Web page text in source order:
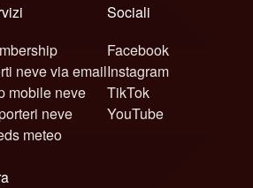
neve via email
mobile neve
neve
meteo
Sociali
Facebook
Instagram
TikTok
YouTube